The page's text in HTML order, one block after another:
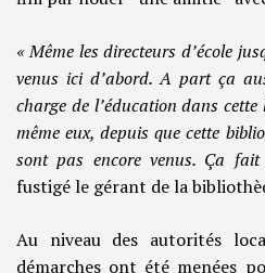
« Même les directeurs d’école
venus ici d’abord. A part ça
charge de l’éducation dans cette
même eux, depuis que cette
sont pas encore venus. Ça
fustigé le gérant de la
Au niveau des autorités
démarches ont été menées